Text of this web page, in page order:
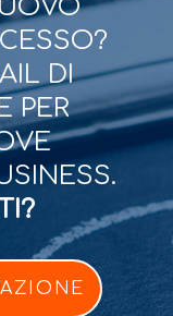
DI
PER